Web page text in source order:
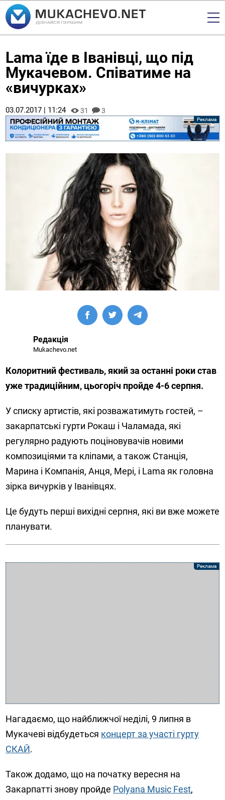
Lama їде в Іванівці, що під
Мукачевом. Співатиме на
«вичурках»
03.07.2017 | 11:24 31 3
Редакція
Mukachevo.net
Колоритний фестиваль, який за останні роки став
уже традиційним, цьогоріч пройде 4-6 серпня.
У списку артистів, які розважатимуть гостей, –
закарпатські гурти Рокаш і Чаламада, які
регулярно радують поціновувачів новими
композиціями та кліпами, а також Станція,
Марина і Компанія, Анця, Мері, і Lama як головна
зірка вичурків у Іванівцях.
Це будуть перші вихідні серпня, які ви вже можете
планувати.
Нагадаємо, що найближчої неділі, 9 липня в
Мукачеві відбудеться концерт за участі гурту
СКАЙ.
Також додамо, що на початку вересня на
Закарпатті знову пройде Polyana Music Fest,